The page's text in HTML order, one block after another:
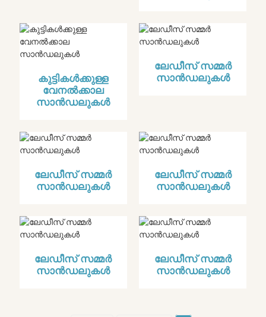
കുട്ടികൾക്കുള്ള
വേനൽക്കാല
സാൻഡലുകൾ
ലേഡീസ് സമ്മർ
സാൻഡലുകൾ
ലേഡീസ് സമ്മർ
സാൻഡലുകൾ
ലേഡീസ് സമ്മർ
സാൻഡലുകൾ
ലേഡീസ് സമ്മർ
സാൻഡലുകൾ
ലേഡീസ് സമ്മർ
സാൻഡലുകൾ